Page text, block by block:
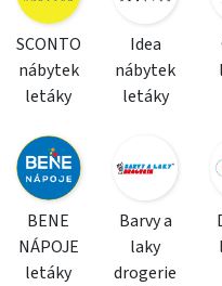
SCONTO
nábytek
letáky
Idea
nábytek
letáky
BENE
NÁPOJE
letáky
Barvy a
laky
drogerie